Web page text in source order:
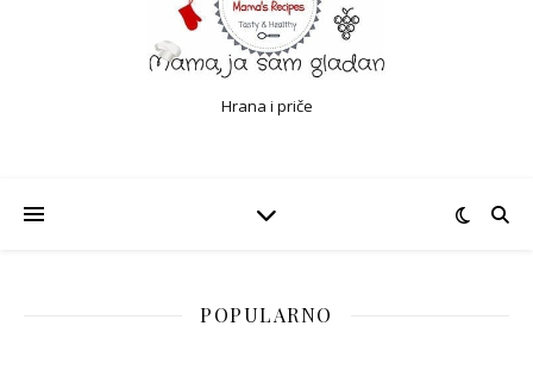
Hrana i priče
POPULARNO